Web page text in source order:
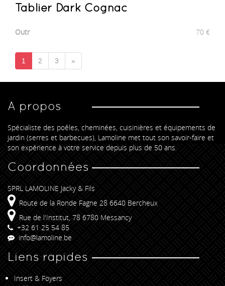
Tablier Dark Cognac
Outr 70 €
1 2 3 »
A propos
Spécialiste des poêles, cheminées, cuisinières et équipements de
jardin (serres et barbecues), Lamoline met tout son savoir-faire et
son expérience à votre service depuis plus de 50 ans.
Coordonnées
SPRL LAMOLINE Jacky & Fils
Route de la Ronde Fagne 28 6640 Bercheux
Rue de l'Institut, 78 6780 Messancy
+32 61 25 54 85
info@lamoline.be
Liens rapides
Insert & Foyers